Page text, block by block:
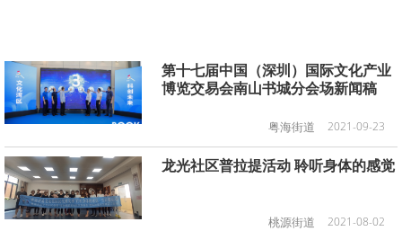
第十七届中国（深圳）国际文化产业
博览交易会南山书城分会场新闻稿
粤海街道 2021-09-23
龙光社区普拉提活动 聆听身体的感觉
桃源街道 2021-08-02